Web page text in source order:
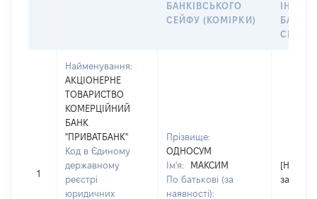
БАНКІВСЬКОГО
СЕЙФУ (КОМІРКИ)
СЕЙФУ
1
Найменування:
АКЦІОНЕРНЕ
ТОВАРИСТВО
КОМЕРЦІЙНИЙ
БАНК
"ПРИВАТБАНК"
Код в Єдиному
державному
реєстрі
юридичних
Прізвище:
ОДНОСУМ
Ім'я:
МАКСИМ
По батькові (за
наявності):
[Не